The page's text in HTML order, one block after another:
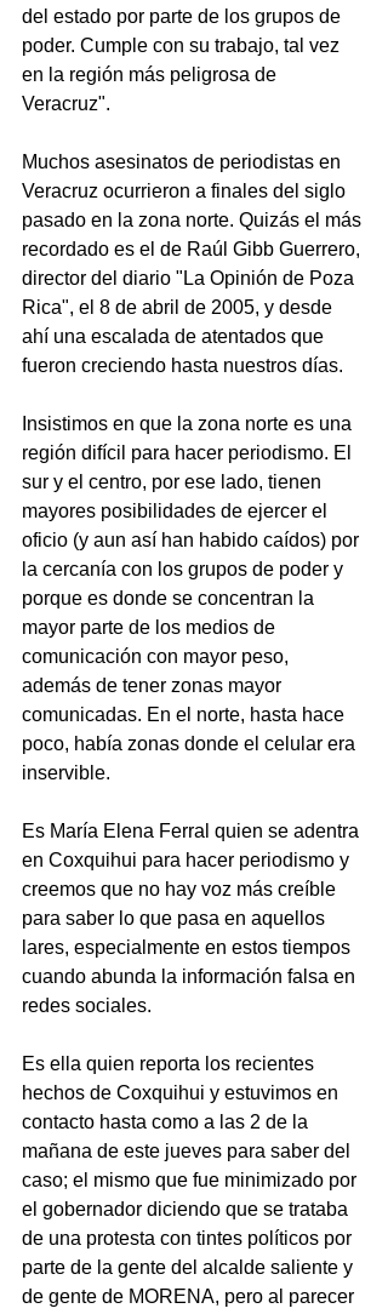
del estado por parte de los grupos de
poder. Cumple con su trabajo, tal vez
en la región más peligrosa de
Veracruz".
Muchos asesinatos de periodistas en
Veracruz ocurrieron a finales del siglo
pasado en la zona norte. Quizás el más
recordado es el de Raúl Gibb Guerrero,
director del diario "La Opinión de Poza
Rica", el 8 de abril de 2005, y desde
ahí una escalada de atentados que
fueron creciendo hasta nuestros días.
Insistimos en que la zona norte es una
región difícil para hacer periodismo. El
sur y el centro, por ese lado, tienen
mayores posibilidades de ejercer el
oficio (y aun así han habido caídos) por
la cercanía con los grupos de poder y
porque es donde se concentran la
mayor parte de los medios de
comunicación con mayor peso,
además de tener zonas mayor
comunicadas. En el norte, hasta hace
poco, había zonas donde el celular era
inservible.
Es María Elena Ferral quien se adentra
en Coxquihui para hacer periodismo y
creemos que no hay voz más creíble
para saber lo que pasa en aquellos
lares, especialmente en estos tiempos
cuando abunda la información falsa en
redes sociales.
Es ella quien reporta los recientes
hechos de Coxquihui y estuvimos en
contacto hasta como a las 2 de la
mañana de este jueves para saber del
caso; el mismo que fue minimizado por
el gobernador diciendo que se trataba
de una protesta con tintes políticos por
parte de la gente del alcalde saliente y
de gente de MORENA, pero al parecer